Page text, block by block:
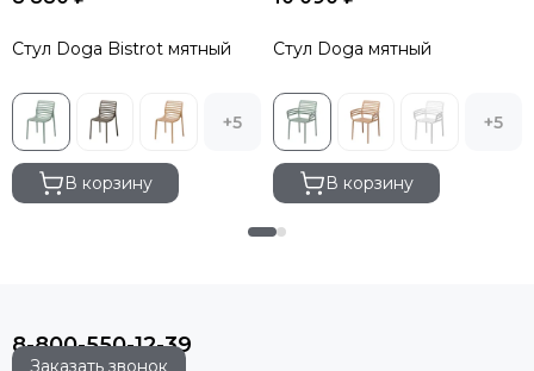
Стул Doga Bistrot мятный
+5
В корзину
Стул Doga мятный
+5
В корзину
8-800-550-12-39
Заказать звонок